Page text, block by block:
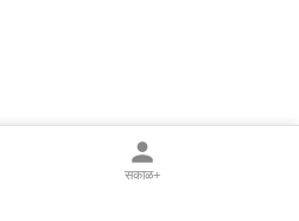
सकाळ+